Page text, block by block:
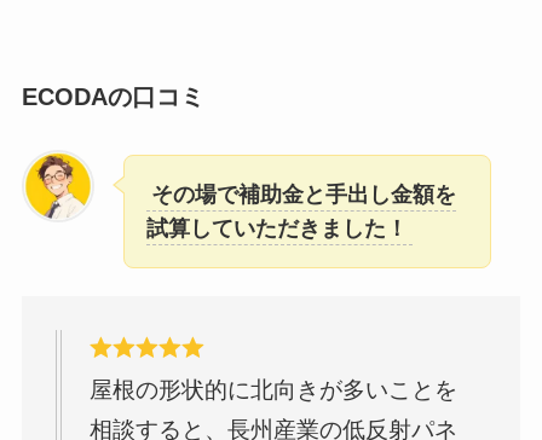
ECODAの口コミ
その場で補助金と手出し金額を
試算していただきました！
屋根の形状的に北向きが多いことを
相談すると、長州産業の低反射パネ